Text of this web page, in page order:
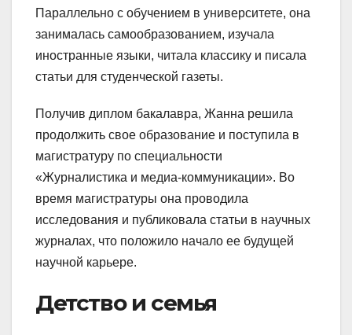
Параллельно с обучением в университете, она
занималась самообразованием, изучала
иностранные языки, читала классику и писала
статьи для студенческой газеты.
Получив диплом бакалавра, Жанна решила
продолжить свое образование и поступила в
магистратуру по специальности
«Журналистика и медиа-коммуникации». Во
время магистратуры она проводила
исследования и публиковала статьи в научных
журналах, что положило начало ее будущей
научной карьере.
Детство и семья